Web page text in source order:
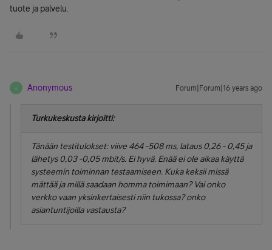
tuote ja palvelu.
A Anonymous Forum|Forum|16 years ago
Turkukeskusta kirjoitti:
Tänään testitulokset: viive 464 -508 ms, lataus 0,26 - 0,45 ja
lähetys 0,03 -0,05 mbit/s. Ei hyvä. Enää ei ole aikaa käyttä
systeemin toiminnan testaamiseen. Kuka keksii missä
mättää ja millä saadaan homma toimimaan? Vai onko
verkko vaan yksinkertaisesti niin tukossa? onko
asiantuntijoilla vastausta?